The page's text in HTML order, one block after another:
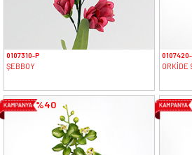
0107310-P
ŞEBBOY
0107420-
ORKİDE
%40